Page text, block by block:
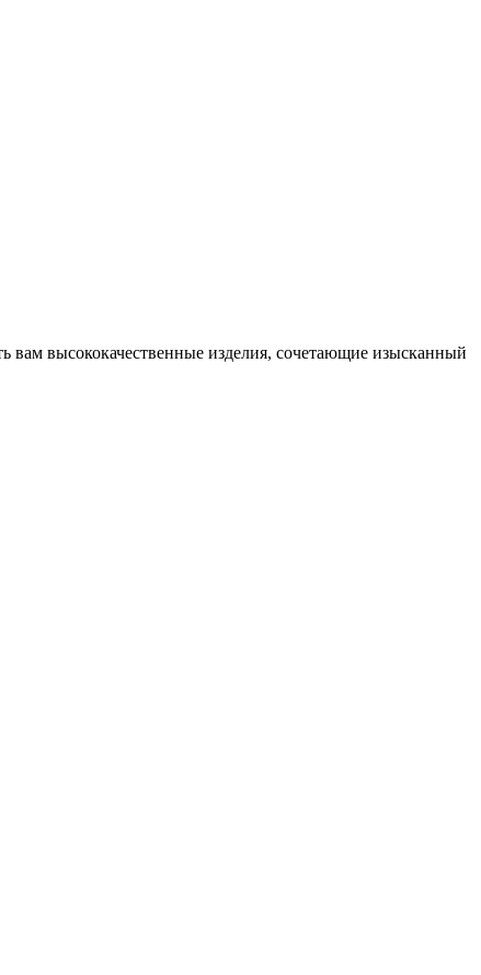
вам высококачественные изделия, сочетающие изысканный